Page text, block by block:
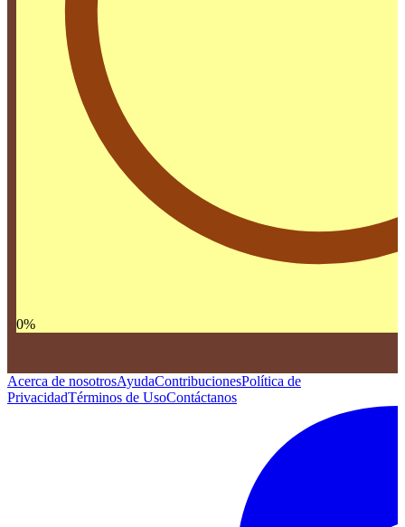
0%
Acerca de nosotrosAyudaContribucionesPolítica de
PrivacidadTérminos de UsoContáctanos